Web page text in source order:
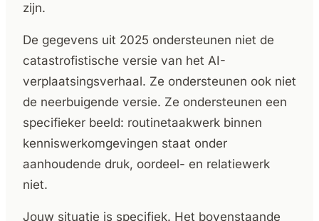
zijn.
De gegevens uit 2025 ondersteunen niet de
catastrofistische versie van het AI-
verplaatsingsverhaal. Ze ondersteunen ook niet
de neerbuigende versie. Ze ondersteunen een
specifieker beeld: routinetaakwerk binnen
kenniswerkomgevingen staat onder
aanhoudende druk, oordeel- en relatiewerk
niet.
Jouw situatie is specifiek. Het bovenstaande